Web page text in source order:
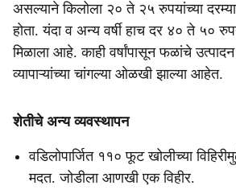
असल्याने किलोला २० ते २५ रुपयांच्या
होता. यंदा व अन्य वर्षी हाच दर ४० ते ५०
मिळाला आहे. काही वर्षांपासून फळांचे
व्यापाऱ्यांच्या चांगल्या ओळखी झाल्या आहेत.
शेतीचे अन्य व्यवस्थापन
वडिलोपार्जित ११० फूट खोलीच्या
मदत. जोडीला आणखी एक विहीर.